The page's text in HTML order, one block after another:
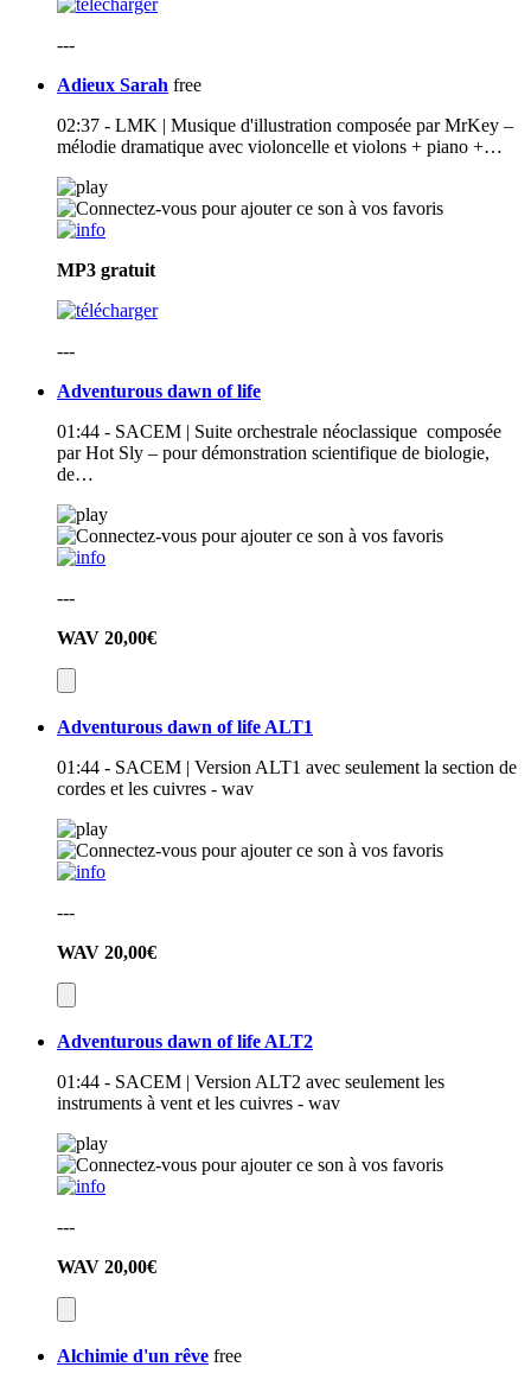
---
Adieux Sarah free
02:37 - LMK | Musique d'illustration composée par MrKey –
mélodie dramatique avec violoncelle et violons + piano +…
MP3 gratuit
---
Adventurous dawn of life
01:44 - SACEM | Suite orchestrale néoclassique composée
par Hot Sly – pour démonstration scientifique de biologie,
de…
---
WAV 20,00€
Adventurous dawn of life ALT1
01:44 - SACEM | Version ALT1 avec seulement la section de
cordes et les cuivres - wav
---
WAV 20,00€
Adventurous dawn of life ALT2
01:44 - SACEM | Version ALT2 avec seulement les
instruments à vent et les cuivres - wav
---
WAV 20,00€
Alchimie d'un rêve free